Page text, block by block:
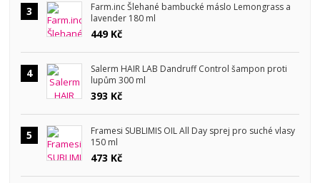
3
Farm.inc Šlehané bambucké máslo Lemongrass a
lavender 180 ml
449 Kč
4
Salerm HAIR LAB Dandruff Control šampon proti
lupům 300 ml
393 Kč
5
Framesi SUBLIMIS OIL All Day sprej pro suché vlasy
150 ml
473 Kč